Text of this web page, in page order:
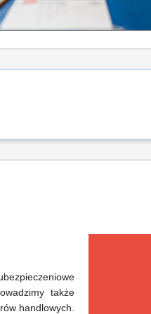
także
handlowych.